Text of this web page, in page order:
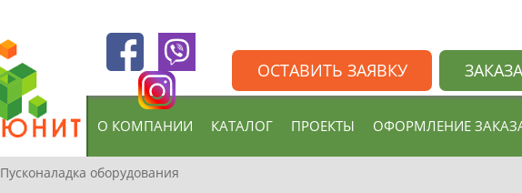
ОСТАВИТЬ ЗАЯВКУ
О КОМПАНИИ КАТАЛОГ ПРОЕКТЫ ОФОРМЛЕНИЕ
Пусконаладка оборудования